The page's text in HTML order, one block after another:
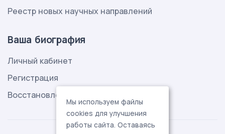
Реестр новых научных направлений
Ваша биография
Личный кабинет
Регистрация
Восстановление пароля
Мы используем файлы
cookies для улучшения
работы сайта. Оставаясь